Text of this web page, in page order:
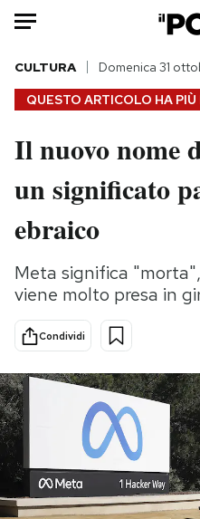
HOME
Italia
Politica
Tecnologia
Scienza
Economia
PODCAST
NEWSLETTER
QUESTO ARTICOLO HA PIÙ
CULTURA Domenica 31
Il nuovo nome
un significato
ebraico
Meta significa
viene molto presa in
Condividi